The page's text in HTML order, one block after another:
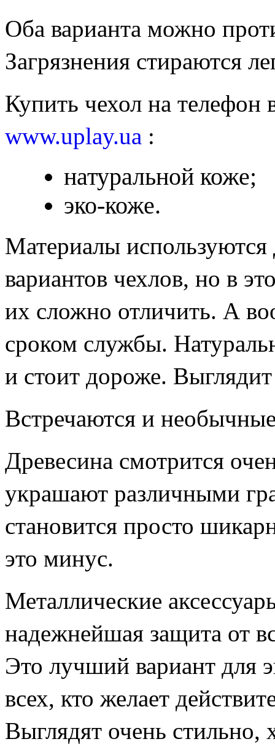
Оба варианта можно
Загрязнения стираются
Купить чехол на
www.uplay.ua :
натуральной коже;
эко-коже.
Материалы используются
вариантов чехлов, но в
их сложно отличить. А
сроком службы.
и стоит дороже.
Встречаются и
Древесина смотрится
украшают различными
становится просто
это минус.
Металлические
надежнейшая защита от
Это лучший вариант для
всех, кто желает
Выглядят очень